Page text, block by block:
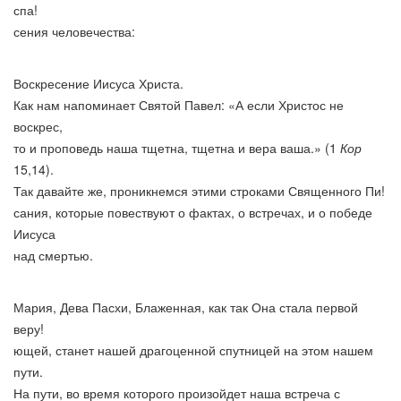
спа!
сения человечества:
Воскресение Иисуса Христа.
Как нам напоминает Святой Павел: «А если Христос не
воскрес,
то и проповедь наша тщетна, тщетна и вера ваша.» (1 Кор
15,14).
Так давайте же, проникнемся этими строками Священного Пи!
сания, которые повествуют о фактах, о встречах, и о победе
Иисуса
над смертью.
Мария, Дева Пасхи, Блаженная, как так Она стала первой
веру!
ющей, станет нашей драгоценной спутницей на этом нашем
пути.
На пути, во время которого произойдет наша встреча с